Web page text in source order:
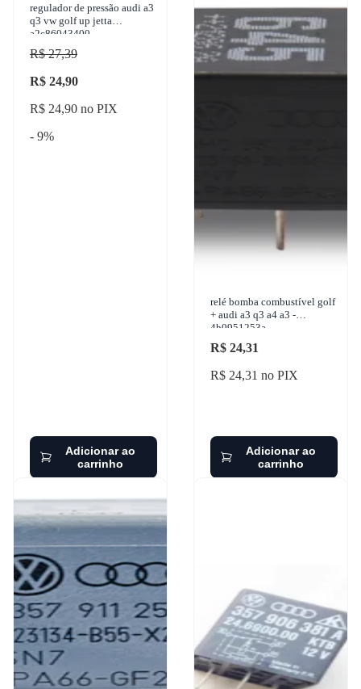
regulador de pressão audi a3
q3 vw golf up jetta
a2c86043400
R$ 27,39
R$ 24,90
R$ 24,90 no PIX
- 9%
Adicionar ao
carrinho
relé bomba combustível golf
+ audi a3 q3 a4 a3 -
4h0951253a
R$ 24,31
R$ 24,31 no PIX
Adicionar ao
carrinho